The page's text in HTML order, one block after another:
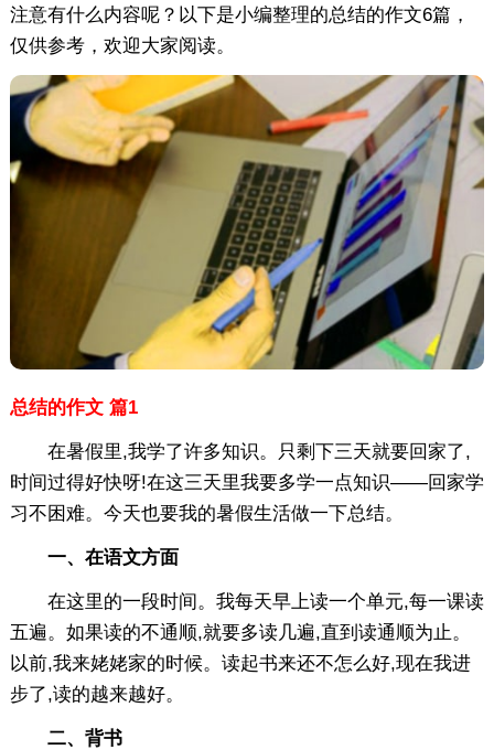
注意有什么内容呢？以下是小编整理的总结的作文6篇，
仅供参考，欢迎大家阅读。
总结的作文 篇1
在暑假里,我学了许多知识。只剩下三天就要回家了,
时间过得好快呀!在这三天里我要多学一点知识——回家学
习不困难。今天也要我的暑假生活做一下总结。
一、在语文方面
在这里的一段时间。我每天早上读一个单元,每一课读
五遍。如果读的不通顺,就要多读几遍,直到读通顺为止。
以前,我来姥姥家的时候。读起书来还不怎么好,现在我进
步了,读的越来越好。
二、背书